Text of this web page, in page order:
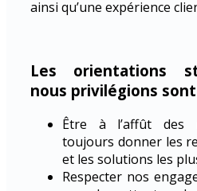
ainsi qu’une expérience
Les orientations
nous privilégions
Être à l’affût des
toujours donner les
et les solutions les
Respecter nos